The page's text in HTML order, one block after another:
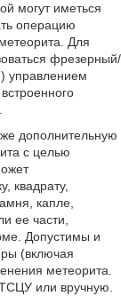
могут иметься
операцию
Для
фрезерный/
управлением
дополнительную
с целью
квадрату,
капле,
ее части,
Допустимы и
(включая
метеорита.
или вручную.